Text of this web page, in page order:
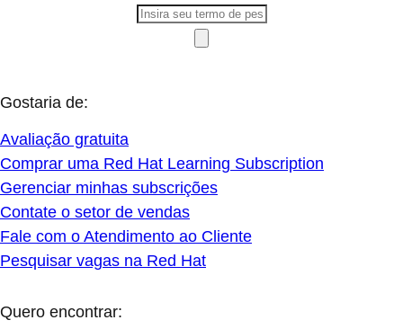
Gostaria de:
Avaliação gratuita
Comprar uma Red Hat Learning Subscription
Gerenciar minhas subscrições
Contate o setor de vendas
Fale com o Atendimento ao Cliente
Pesquisar vagas na Red Hat
Quero encontrar: